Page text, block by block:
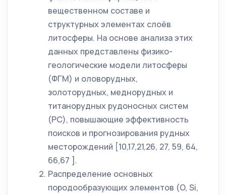
вещественном составе и
структурных элементах слоёв
литосферы. На основе анализа этих
данных представлены физико-
геологические модели литосферы
(ФГМ) и оловорудных,
золоторудных, меднорудных и
титанорудных рудоносных систем
(РС), повышающие эффективность
поисков и прогнозирования рудных
месторождений [10,17,21,26, 27, 59, 64,
66,67 ].
Распределение основных
породообразующих элементов (O, Si,